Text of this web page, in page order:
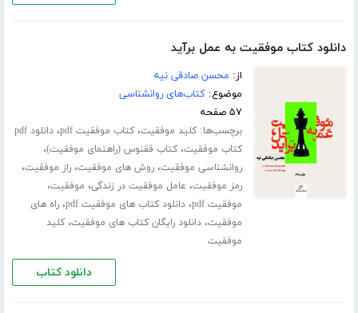
دانلود کتاب موفقیت به عمل برآید
از: محسن صادقی نیه
موضوع:کتاب‌های روانشناسی
۵۷ صفحه
برچسب‌ها:کلید موفقیت،کتاب موفقیت pdf ،
دانلود pdf
کتاب موفقیت،کتاب ققنوس (راهنمای موفقیت)،
روانشناسی موفقیت،روش های موفقیت،راز موفقیت،
رمز موفقیت، عامل موفقیت در زندگی، موفقیت،
موفقیت pdf ،دانلود کتاب های موفقیت pdf ،راه های
موفقیت،دانلود رایگان کتاب های موفقیت،کلید
موفقیت
دانلود کتاب